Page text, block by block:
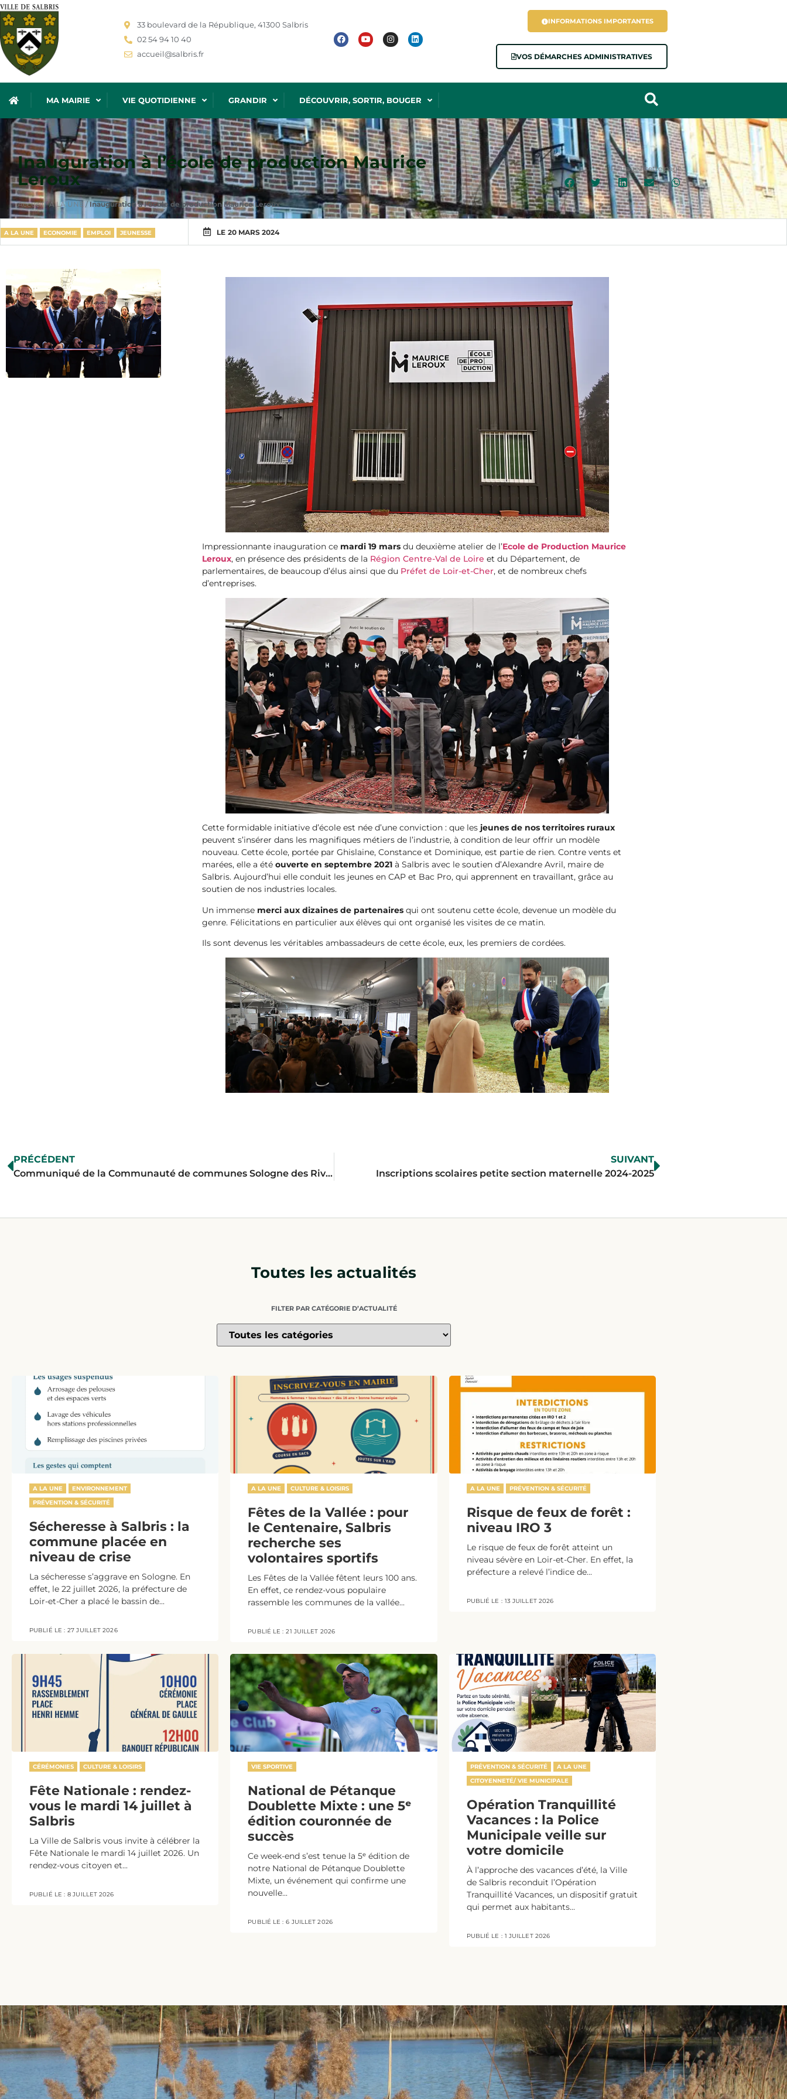
33 boulevard de la République, 41300 Salbris
02 54 94 10 40
accueil@salbris.fr
INFORMATIONS IMPORTANTES
VOS DÉMARCHES ADMINISTRATIVES
MA MAIRIE VIE QUOTIDIENNE GRANDIR DÉCOUVRIR, SORTIR, BOUGER
Inauguration à l’école de production Maurice
Leroux
Accueil/A LA UNE/Inauguration à l’école de production Maurice Leroux
Partagez cette page :
A LA UNE ECONOMIE EMPLOI JEUNESSE LE 20 MARS 2024
Impressionnante inauguration ce mardi 19 mars du deuxième atelier de l’Ecole de Production Maurice
Leroux, en présence des présidents de la Région Centre-Val de Loire et du Département, de
parlementaires, de beaucoup d’élus ainsi que du Préfet de Loir-et-Cher, et de nombreux chefs
d’entreprises.
Cette formidable initiative d’école est née d’une conviction : que les jeunes de nos territoires ruraux
peuvent s’insérer dans les magnifiques métiers de l’industrie, à condition de leur offrir un modèle
nouveau. Cette école, portée par Ghislaine, Constance et Dominique, est partie de rien. Contre vents et
marées, elle a été ouverte en septembre 2021 à Salbris avec le soutien d’Alexandre Avril, maire de
Salbris. Aujourd’hui elle conduit les jeunes en CAP et Bac Pro, qui apprennent en travaillant, grâce au
soutien de nos industries locales.
Un immense merci aux dizaines de partenaires qui ont soutenu cette école, devenue un modèle du
genre. Félicitations en particulier aux élèves qui ont organisé les visites de ce matin.
Ils sont devenus les véritables ambassadeurs de cette école, eux, les premiers de cordées.
PRÉCÉDENT
Communiqué de la Communauté de communes Sologne des Rivières
SUIVANT
Inscriptions scolaires petite section maternelle 2024-2025
Toutes les actualités
FILTER PAR CATÉGORIE D’ACTUALITÉ
A LA UNE
ENVIRONNEMENT
PRÉVENTION & SÉCURITÉ
Sécheresse à Salbris : la
commune placée en
niveau de crise
La sécheresse s’aggrave en Sologne. En
effet, le 22 juillet 2026, la préfecture de
Loir-et-Cher a placé le bassin de...
PUBLIÉ LE : 27 JUILLET 2026
A LA UNE CULTURE & LOISIRS
Fêtes de la Vallée : pour
le Centenaire, Salbris
recherche ses
volontaires sportifs
Les Fêtes de la Vallée fêtent leurs 100 ans.
En effet, ce rendez-vous populaire
rassemble les communes de la vallée...
PUBLIÉ LE : 21 JUILLET 2026
A LA UNE PRÉVENTION & SÉCURITÉ
Risque de feux de forêt :
niveau IRO 3
Le risque de feux de forêt atteint un
niveau sévère en Loir-et-Cher. En effet, la
préfecture a relevé l’indice de...
PUBLIÉ LE : 13 JUILLET 2026
CÉRÉMONIES CULTURE & LOISIRS
Fête Nationale : rendez-
vous le mardi 14 juillet à
Salbris
La Ville de Salbris vous invite à célébrer la
Fête Nationale le mardi 14 juillet 2026. Un
rendez-vous citoyen et...
PUBLIÉ LE : 8 JUILLET 2026
VIE SPORTIVE
National de Pétanque
Doublette Mixte : une 5ᵉ
édition couronnée de
succès
Ce week-end s’est tenue la 5ᵉ édition de
notre National de Pétanque Doublette
Mixte, un événement qui confirme une
nouvelle...
PUBLIÉ LE : 6 JUILLET 2026
PRÉVENTION & SÉCURITÉ
A LA UNE
CITOYENNETÉ/ VIE MUNICIPALE
Opération Tranquillité
Vacances : la Police
Municipale veille sur
votre domicile
À l’approche des vacances d’été, la Ville
de Salbris reconduit l’Opération
Tranquillité Vacances, un dispositif gratuit
qui permet aux habitants...
PUBLIÉ LE : 1 JUILLET 2026